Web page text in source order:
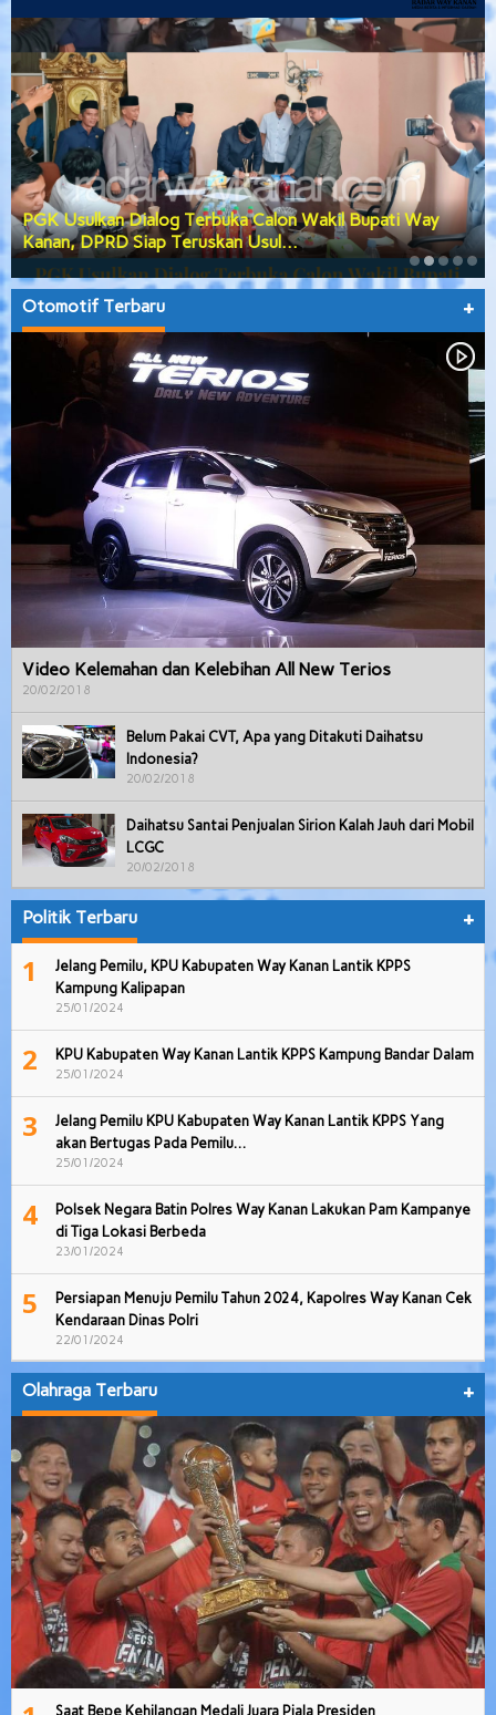
PGK Usulkan Dialog Terbuka Calon Wakil Bupati Way
Kanan, DPRD Siap Teruskan Usul…
Otomotif Terbaru +
Video Kelemahan dan Kelebihan All New Terios
20/02/2018
Belum Pakai CVT, Apa yang Ditakuti Daihatsu
Indonesia?
20/02/2018
Daihatsu Santai Penjualan Sirion Kalah Jauh dari Mobil
LCGC
20/02/2018
Politik Terbaru +
1
Jelang Pemilu, KPU Kabupaten Way Kanan Lantik KPPS
Kampung Kalipapan
25/01/2024
2 KPU Kabupaten Way Kanan Lantik KPPS Kampung Bandar Dalam
25/01/2024
3
Jelang Pemilu KPU Kabupaten Way Kanan Lantik KPPS Yang
akan Bertugas Pada Pemilu…
25/01/2024
4
Polsek Negara Batin Polres Way Kanan Lakukan Pam Kampanye
di Tiga Lokasi Berbeda
23/01/2024
5
Persiapan Menuju Pemilu Tahun 2024, Kapolres Way Kanan Cek
Kendaraan Dinas Polri
22/01/2024
Olahraga Terbaru +
Saat Bepe Kehilangan Medali Juara Piala Presiden